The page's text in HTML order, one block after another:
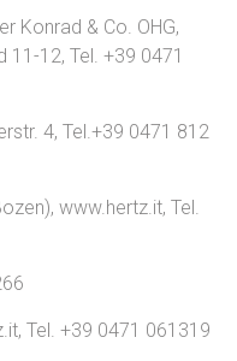
Konrad & Co. OHG,
11-12, Tel. +39 0471
4, Tel.+39 0471 812
www.hertz.it, Tel.
Tel. +39 0471 061319